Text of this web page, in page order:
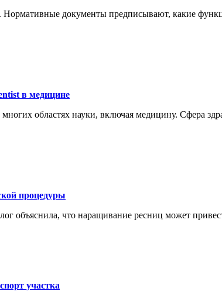
документы предписывают, какие
в медицине
областях науки, включая медицину. Сфера
процедуры
объяснила, что наращивание ресниц может
участка